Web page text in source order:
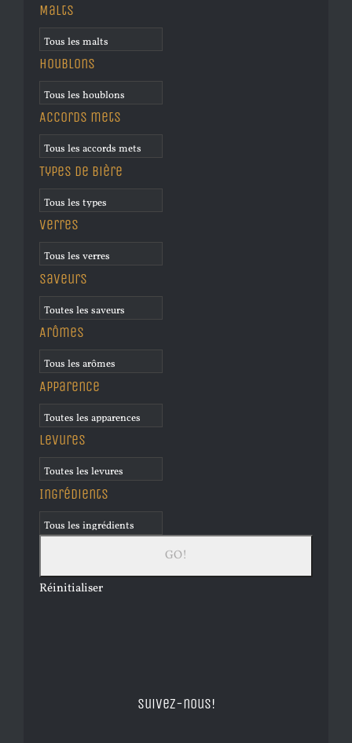
Malts
Houblons
Accords mets
Types de bière
Verres
Saveurs
Arômes
Apparence
Levures
Ingrédients
Réinitialiser
Suivez-nous!